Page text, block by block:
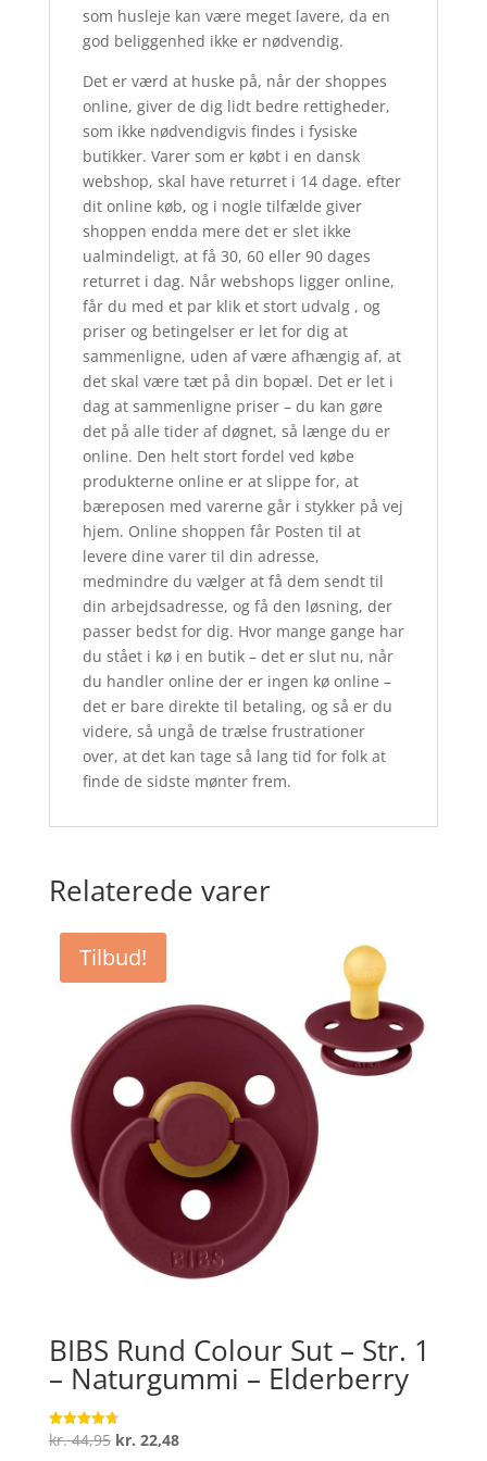
som husleje kan være meget lavere, da en
god beliggenhed ikke er nødvendig.
Det er værd at huske på, når der shoppes
online, giver de dig lidt bedre rettigheder,
som ikke nødvendigvis findes i fysiske
butikker. Varer som er købt i en dansk
webshop, skal have returret i 14 dage. efter
dit online køb, og i nogle tilfælde giver
shoppen endda mere det er slet ikke
ualmindeligt, at få 30, 60 eller 90 dages
returret i dag. Når webshops ligger online,
får du med et par klik et stort udvalg , og
priser og betingelser er let for dig at
sammenligne, uden af være afhængig af, at
det skal være tæt på din bopæl. Det er let i
dag at sammenligne priser – du kan gøre
det på alle tider af døgnet, så længe du er
online. Den helt stort fordel ved købe
produkterne online er at slippe for, at
bæreposen med varerne går i stykker på vej
hjem. Online shoppen får Posten til at
levere dine varer til din adresse,
medmindre du vælger at få dem sendt til
din arbejdsadresse, og få den løsning, der
passer bedst for dig. Hvor mange gange har
du stået i kø i en butik – det er slut nu, når
du handler online der er ingen kø online –
det er bare direkte til betaling, og så er du
videre, så ungå de trælse frustrationer
over, at det kan tage så lang tid for folk at
finde de sidste mønter frem.
Relaterede varer
Tilbud!
BIBS Rund Colour Sut – Str. 1
– Naturgummi – Elderberry
Vurderet
4.7
kr.44,95 Den
kr. 22,48Den